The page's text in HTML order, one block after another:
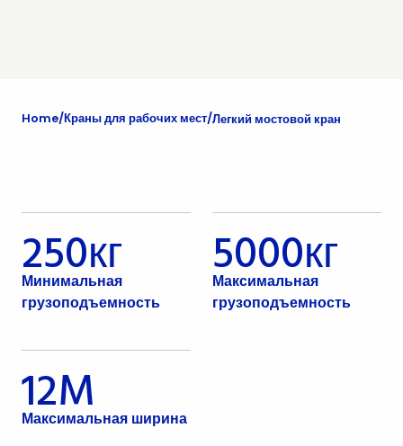
Home Краны для рабочих мест Легкий мостовой кран
250кг
Минимальная
грузоподъемность
5000кг
Максимальная
грузоподъемность
12M
Максимальная ширина